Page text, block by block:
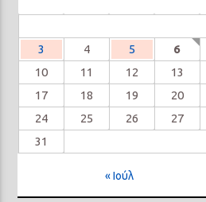
3
4 5 6
10
11 12 13
17
18 19 20
24
25 26 27
31
« Ιούλ